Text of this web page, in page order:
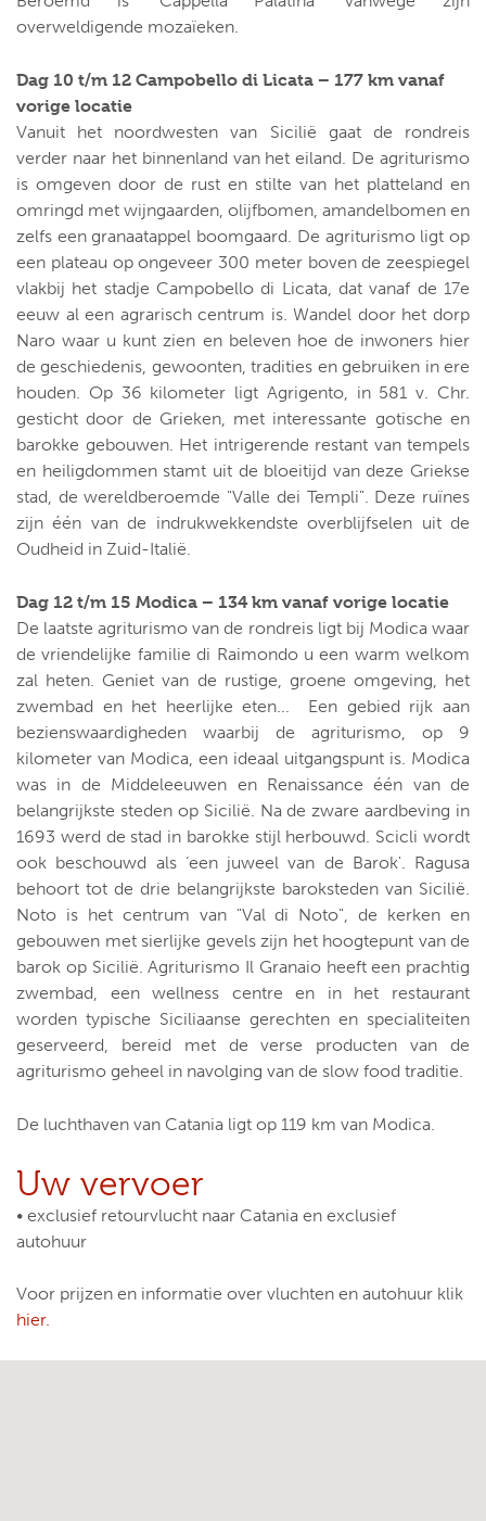
overweldigende mozaïeken.
Dag 10 t/m 12 Campobello di Licata – 177 km vanaf
vorige locatie
Vanuit het noordwesten van Sicilië gaat de rondreis
verder naar het binnenland van het eiland. De agriturismo
is omgeven door de rust en stilte van het platteland en
omringd met wijngaarden, olijfbomen, amandelbomen en
zelfs een granaatappel boomgaard. De agriturismo ligt op
een plateau op ongeveer 300 meter boven de zeespiegel
vlakbij het stadje Campobello di Licata, dat vanaf de 17e
eeuw al een agrarisch centrum is. Wandel door het dorp
Naro waar u kunt zien en beleven hoe de inwoners hier
de geschiedenis, gewoonten, tradities en gebruiken in ere
houden. Op 36 kilometer ligt Agrigento, in 581 v. Chr.
gesticht door de Grieken, met interessante gotische en
barokke gebouwen. Het intrigerende restant van tempels
en heiligdommen stamt uit de bloeitijd van deze Griekse
stad, de wereldberoemde "Valle dei Templi". Deze ruïnes
zijn één van de indrukwekkendste overblijfselen uit de
Oudheid in Zuid-Italië.
Dag 12 t/m 15 Modica – 134 km vanaf vorige locatie
De laatste agriturismo van de rondreis ligt bij Modica waar
de vriendelijke familie di Raimondo u een warm welkom
zal heten. Geniet van de rustige, groene omgeving, het
zwembad en het heerlijke eten... Een gebied rijk aan
bezienswaardigheden waarbij de agriturismo, op 9
kilometer van Modica, een ideaal uitgangspunt is. Modica
was in de Middeleeuwen en Renaissance één van de
belangrijkste steden op Sicilië. Na de zware aardbeving in
1693 werd de stad in barokke stijl herbouwd. Scicli wordt
ook beschouwd als ‘een juweel van de Barok'. Ragusa
behoort tot de drie belangrijkste baroksteden van Sicilië.
Noto is het centrum van "Val di Noto", de kerken en
gebouwen met sierlijke gevels zijn het hoogtepunt van de
barok op Sicilië. Agriturismo Il Granaio heeft een prachtig
zwembad, een wellness centre en in het restaurant
worden typische Siciliaanse gerechten en specialiteiten
geserveerd, bereid met de verse producten van de
agriturismo geheel in navolging van de slow food traditie.
De luchthaven van Catania ligt op 119 km van Modica.
Uw vervoer
• exclusief retourvlucht naar Catania en exclusief
autohuur
Voor prijzen en informatie over vluchten en autohuur klik
hier.